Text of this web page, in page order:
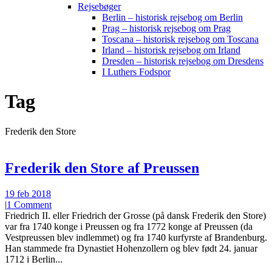
Rejsebøger
Berlin – historisk rejsebog om Berlin
Prag – historisk rejsebog om Prag
Toscana – historisk rejsebog om Toscana
Irland – historisk rejsebog om Irland
Dresden – historisk rejsebog om Dresdens
I Luthers Fodspor
Tag
Frederik den Store
Frederik den Store af Preussen
19 feb 2018
|1 Comment
Friedrich II. eller Friedrich der Grosse (på dansk Frederik den Store)
var fra 1740 konge i Preussen og fra 1772 konge af Preussen (da
Vestpreussen blev indlemmet) og fra 1740 kurfyrste af Brandenburg.
Han stammede fra Dynastiet Hohenzollern og blev født 24. januar
1712 i Berlin...